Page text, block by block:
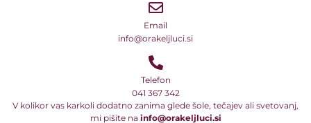
Email
info@orakeljluci.si
Telefon
041 367 342
V kolikor vas karkoli dodatno zanima glede šole, tečajev ali svetovanj,
mi pišite na info@orakeljluci.si